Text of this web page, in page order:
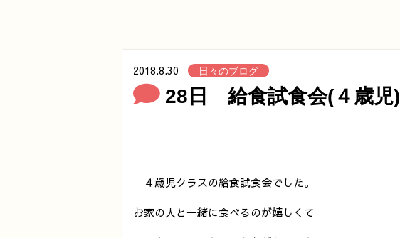
2018.8.30 日々のブログ
28日 給食試食会(４歳児)
４歳児クラスの給食試食会でした。
お家の人と一緒に食べるのが嬉しくて